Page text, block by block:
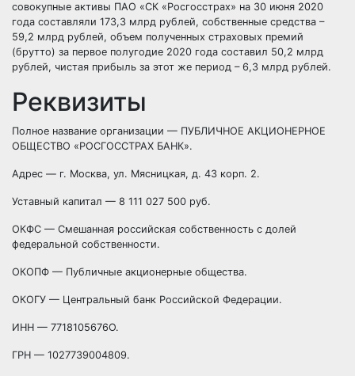
совокупные активы ПАО «СК «Росгосстрах» на 30 июня 2020
года составляли 173,3 млрд рублей, собственные средства –
59,2 млрд рублей, объем полученных страховых премий
(брутто) за первое полугодие 2020 года составил 50,2 млрд
рублей, чистая прибыль за этот же период – 6,3 млрд рублей.
Реквизиты
Полное название организации — ПУБЛИЧНОЕ АКЦИОНЕРНОЕ
ОБЩЕСТВО «РОСГОССТРАХ БАНК».
Адрес — г. Москва, ул. Мясницкая, д. 43 корп. 2.
Уставный капитал — 8 111 027 500 руб.
ОКФС — Смешанная российская собственность с долей
федеральной собственности.
ОКОПФ — Публичные акционерные общества.
ОКОГУ — Центральный банк Российской Федерации.
ИНН — 7718105676О.
ГРН — 1027739004809.